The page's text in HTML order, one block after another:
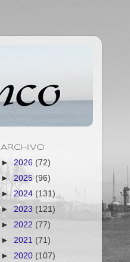
ARCHIVO
► 2026 (72)
► 2025 (96)
► 2024 (131)
► 2023 (121)
► 2022 (77)
► 2021 (71)
► 2020 (107)